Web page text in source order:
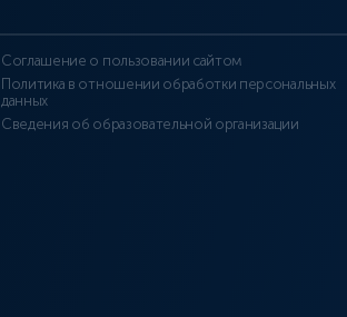
Соглашение о пользовании сайтом
Политика в отношении обработки персональных
данных
Сведения об образовательной организации